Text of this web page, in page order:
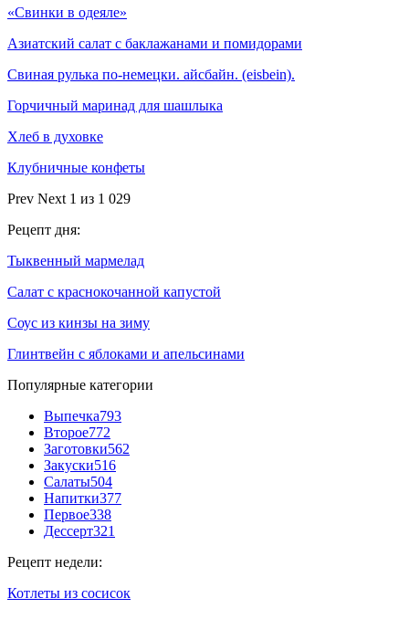
«Свинки в одеяле»
Азиатский салат с баклажанами и помидорами
Свиная рулька по-немецки. айсбайн. (eisbein).
Горчичный маринад для шашлыка
Хлеб в духовке
Клубничные конфеты
Prev Next 1 из 1 029
Рецепт дня:
Тыквенный мармелад
Салат с краснокочанной капустой
Соус из кинзы на зиму
Глинтвейн с яблоками и апельсинами
Популярные категории
Выпечка793
Второе772
Заготовки562
Закуски516
Салаты504
Напитки377
Первое338
Дессерт321
Рецепт недели:
Котлеты из сосисок